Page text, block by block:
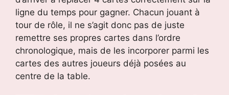
ligne du temps pour gagner. Chacun jouant à
tour de rôle, il ne s’agit donc pas de juste
remettre ses propres cartes dans l’ordre
chronologique, mais de les incorporer parmi les
cartes des autres joueurs déjà posées au
centre de la table.